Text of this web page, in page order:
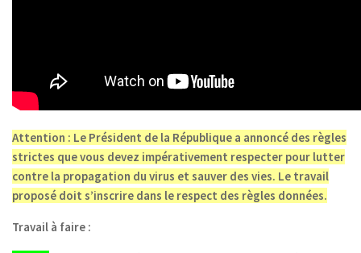
Attention : Le Président de la République a annoncé des règles
strictes que vous devez impérativement respecter pour lutter
contre la propagation du virus et sauver des vies. Le travail
proposé doit s’inscrire dans le respect des règles données.
Travail à faire :